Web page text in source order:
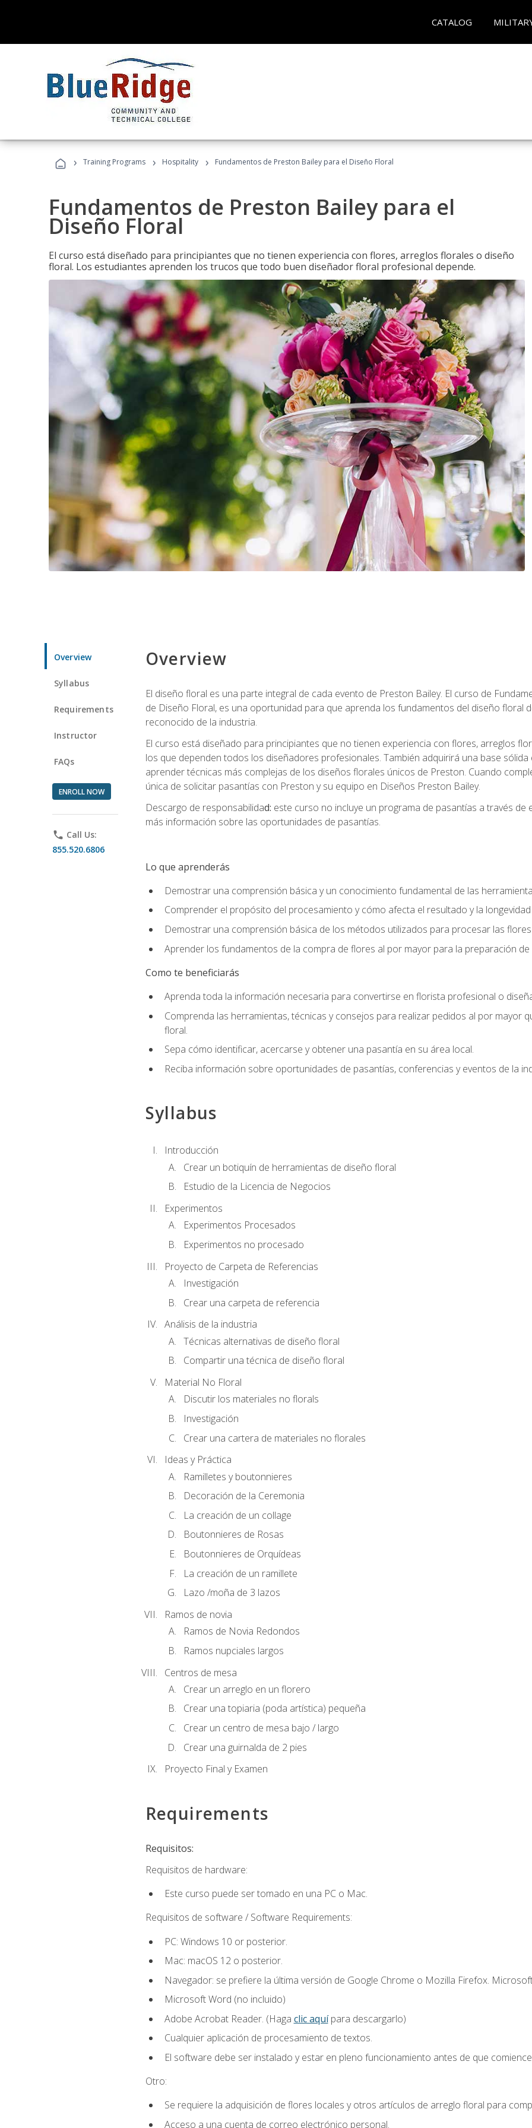
CATALOG
› Training Programs › Hospitality › Fundamentos de Preston Bailey para el Diseño Floral
Fundamentos de Preston Bailey para el
Diseño Floral
El curso está diseñado para principiantes que no tienen experiencia con flores, arreglos florales o diseño
floral. Los estudiantes aprenden los trucos que todo buen diseñador floral profesional depende.
Overview
Syllabus
Requirements
Instructor
FAQs
ENROLL NOW
phone Call Us:
855.520.6806
Overview
El diseño floral es una parte integral de cada evento de Preston Bailey. El curso de
de Diseño Floral, es una oportunidad para que aprenda los fundamentos del diseño floral
reconocido de la industria.
El curso está diseñado para principiantes que no tienen experiencia con flores, arreglos
los que dependen todos los diseñadores profesionales. También adquirirá una base
aprender técnicas más complejas de los diseños florales únicos de Preston. Cuando
única de solicitar pasantías con Preston y su equipo en Diseños Preston Bailey.
Descargo de responsabilidad: este curso no incluye un programa de pasantías a través
más información sobre las oportunidades de pasantías.
Lo que aprenderás
Demostrar una comprensión básica y un conocimiento fundamental de las
Comprender el propósito del procesamiento y cómo afecta el resultado y la
Demostrar una comprensión básica de los métodos utilizados para procesar las
Aprender los fundamentos de la compra de flores al por mayor para la preparación
Como te beneficiarás
Aprenda toda la información necesaria para convertirse en florista profesional o
Comprenda las herramientas, técnicas y consejos para realizar pedidos al por mayor
floral.
Sepa cómo identificar, acercarse y obtener una pasantía en su área local.
Reciba información sobre oportunidades de pasantías, conferencias y eventos de la
Syllabus
Introducción
Crear un botiquín de herramientas de diseño floral
Estudio de la Licencia de Negocios
Experimentos
Experimentos Procesados
Experimentos no procesado
Proyecto de Carpeta de Referencias
Investigación
Crear una carpeta de referencia
Análisis de la industria
Técnicas alternativas de diseño floral
Compartir una técnica de diseño floral
Material No Floral
Discutir los materiales no florals
Investigación
Crear una cartera de materiales no florales
Ideas y Práctica
Ramilletes y boutonnieres
Decoración de la Ceremonia
La creación de un collage
Boutonnieres de Rosas
Boutonnieres de Orquídeas
La creación de un ramillete
Lazo /moña de 3 lazos
Ramos de novia
Ramos de Novia Redondos
Ramos nupciales largos
Centros de mesa
Crear un arreglo en un florero
Crear una topiaria (poda artística) pequeña
Crear un centro de mesa bajo / largo
Crear una guirnalda de 2 pies
Proyecto Final y Examen
Requirements
Requisitos:
Requisitos de hardware:
Este curso puede ser tomado en una PC o Mac.
Requisitos de software / Software Requirements:
PC: Windows 10 or posterior.
Mac: macOS 12 o posterior.
Navegador: se prefiere la última versión de Google Chrome o Mozilla Firefox.
Microsoft Word (no incluido)
Adobe Acrobat Reader. (Haga clic aquípara descargarlo)
Cualquier aplicación de procesamiento de textos.
El software debe ser instalado y estar en pleno funcionamiento antes de que
Otro:
Se requiere la adquisición de flores locales y otros artículos de arreglo floral para
Acceso a una cuenta de correo electrónico personal.